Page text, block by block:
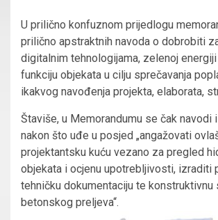
U prilično konfuznom prijedlogu
prilično apstraktnih navoda o dobrobiti
digitalnim tehnologijama, zelenoj
funkciju objekata u cilju sprečavanja
ikakvog navođenja projekta, elaborata,
Štaviše, u Memorandumu se čak navodi
nakon što uđe u posjed „angažovati
projektantsku kuću vezano za pregled
objekata i ocjenu upotrebljivosti, izraditi
tehničku dokumentaciju te konstruktivnu
betonskog preljeva“.